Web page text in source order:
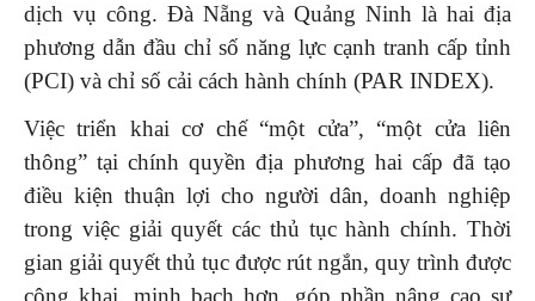
dịch vụ công. Đà Nẵng và Quảng Ninh là hai địa
phương dẫn đầu chỉ số năng lực cạnh tranh cấp tỉnh
(PCI) và chỉ số cải cách hành chính (PAR INDEX).
Việc triển khai cơ chế “một cửa”, “một cửa liên
thông” tại chính quyền địa phương hai cấp đã tạo
điều kiện thuận lợi cho người dân, doanh nghiệp
trong việc giải quyết các thủ tục hành chính. Thời
gian giải quyết thủ tục được rút ngắn, quy trình được
công khai, minh bạch hơn, góp phần nâng cao sự